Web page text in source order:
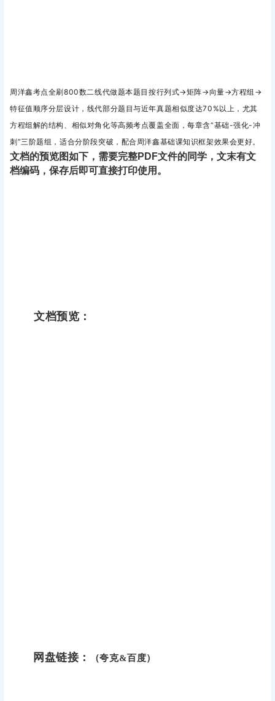
周洋鑫考点全刷800数二线代做题本题目按‌行列式→矩阵→向量→方程组→
特征值‌顺序分层设计， 线代部分题目与近年真题相似度达70%以上，尤其‌
方程组解的结构 ‌、‌ 相似对角化‌等高频考点覆盖全面，每章含‌“基础-强化-冲
刺”三阶题组 ‌，适合分阶段突破，配合周洋鑫基础课知识框架效果会更好。
文档的预览图如下，需要完整PDF文件的同学，文末有文
档编码，保存后即可直接打印使用。
文档预览：
网盘链接： （夸克&百度）